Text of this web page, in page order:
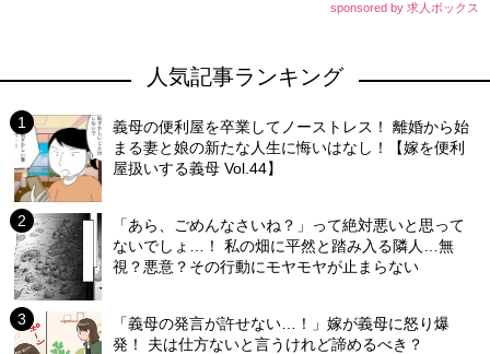
sponsored by 求人ボックス
人気記事ランキング
義母の便利屋を卒業してノーストレス！ 離婚から始
まる妻と娘の新たな人生に悔いはなし！【嫁を便利
屋扱いする義母 Vol.44】
「あら、ごめんなさいね？」って絶対悪いと思って
ないでしょ…！ 私の畑に平然と踏み入る隣人…無
視？悪意？その行動にモヤモヤが止まらない
「義母の発言が許せない…！」嫁が義母に怒り爆
発！ 夫は仕方ないと言うけれど諦めるべき？